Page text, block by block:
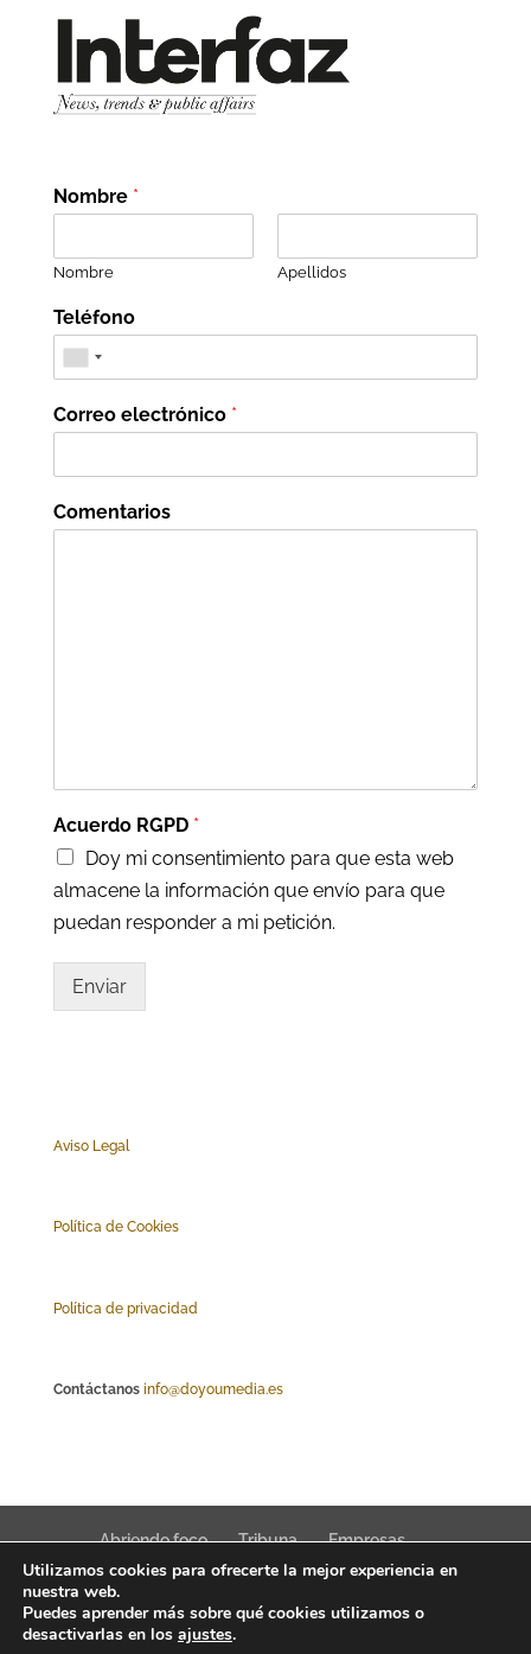
Nombre *
Nombre Apellidos
Teléfono
Correo electrónico *
Comentarios
Acuerdo RGPD *
Doy mi consentimiento para que esta web
almacene la información que envío para que
puedan responder a mi petición.
Enviar
Aviso Legal
Política de Cookies
Política de privacidad
Contáctanos info@doyoumedia.es
Abriendo foco Tribuna
Empresas
Actualidad
Innovación Tendencias
Utilizamos cookies para ofrecerte la mejor experiencia en
nuestra web.
Puedes aprender más sobre qué cookies utilizamos o
desactivarlas en los ajustes.